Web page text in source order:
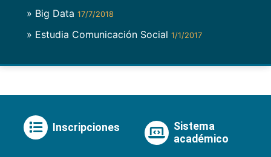
» Big Data 17/7/2018
» Estudia Comunicación Social 1/1/2017
Inscripciones
Sistema
académico